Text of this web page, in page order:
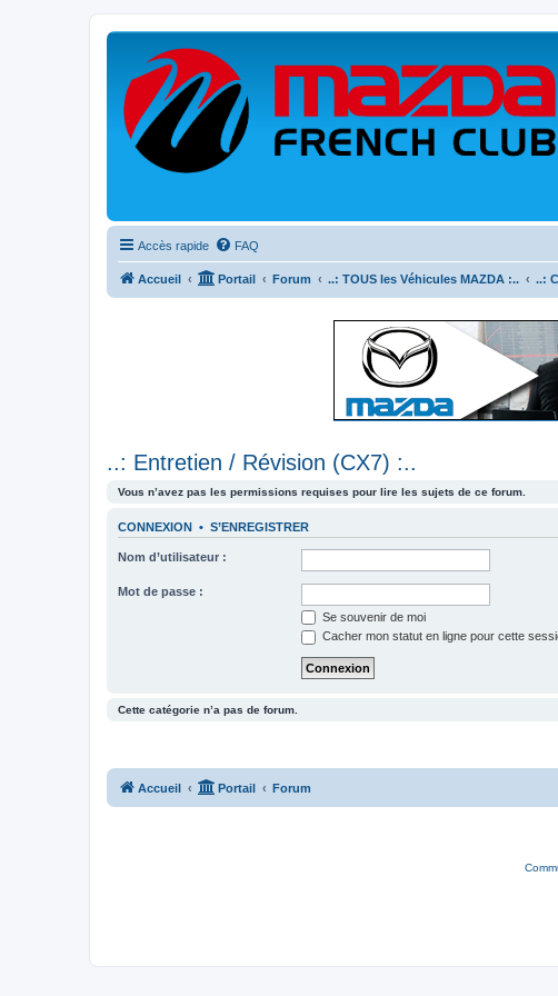
Accès rapide FAQ
Accueil Portail Forum ..: TOUS les Véhicules MAZDA :.. ..:
..: Entretien / Révision (CX7) :..
Vous n’avez pas les permissions requises pour lire les sujets de ce forum.
CONNEXION • S’ENREGISTRER
Nom d’utilisateur :
Mot de passe :
Se souvenir de moi
Cacher mon statut en ligne pour cette
Cette catégorie n’a pas de forum.
Accueil Portail Forum